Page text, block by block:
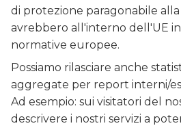
di protezione paragonabile
avrebbero all'interno dell'UE
normative europee.
Possiamo rilasciare anche
aggregate per report interni/
Ad esempio: sui visitatori del
descrivere i nostri servizi a